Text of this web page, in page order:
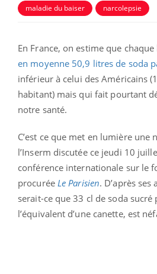
maladie du baiser
narcolepsie
En France, on estime que
en moyenne 50,9 litres de soda
inférieur à celui des Américains
habitant) mais qui fait pourtant
notre santé.
C’est ce que met en lumière une
l’Inserm discutée ce jeudi 10
conférence internationale sur le
procurée Le Parisien. D’après
serait-ce que 33 cl de soda
l’équivalent d’une canette, est